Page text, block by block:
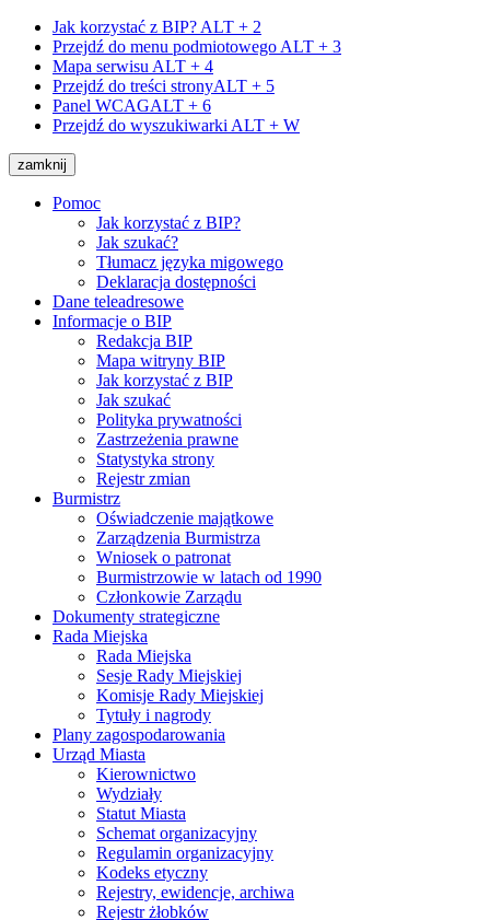
Jak korzystać z BIP? ALT + 2
Przejdź do menu podmiotowego ALT + 3
Mapa serwisu ALT + 4
Przejdź do treści stronyALT + 5
Panel WCAGALT + 6
Przejdź do wyszukiwarki ALT + W
zamknij
Pomoc
Jak korzystać z BIP?
Jak szukać?
Tłumacz języka migowego
Deklaracja dostępności
Dane teleadresowe
Informacje o BIP
Redakcja BIP
Mapa witryny BIP
Jak korzystać z BIP
Jak szukać
Polityka prywatności
Zastrzeżenia prawne
Statystyka strony
Rejestr zmian
Burmistrz
Oświadczenie majątkowe
Zarządzenia Burmistrza
Wniosek o patronat
Burmistrzowie w latach od 1990
Członkowie Zarządu
Dokumenty strategiczne
Rada Miejska
Rada Miejska
Sesje Rady Miejskiej
Komisje Rady Miejskiej
Tytuły i nagrody
Plany zagospodarowania
Urząd Miasta
Kierownictwo
Wydziały
Statut Miasta
Schemat organizacyjny
Regulamin organizacyjny
Kodeks etyczny
Rejestry, ewidencje, archiwa
Rejestr żłobków